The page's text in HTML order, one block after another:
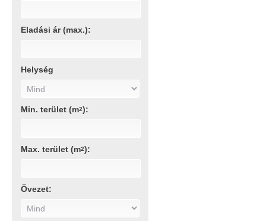
Eladási ár (max.):
Helység
Min. terület (m2):
Max. terület (m2):
Övezet: